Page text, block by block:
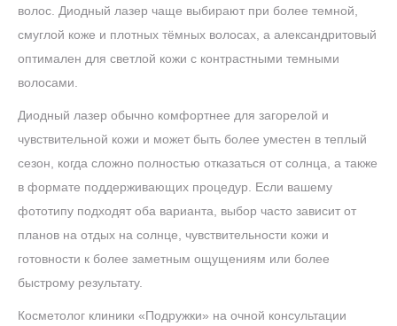
волос. Диодный лазер чаще выбирают при более темной,
смуглой коже и плотных тёмных волосах, а александритовый
оптимален для светлой кожи с контрастными темными
волосами.
Диодный лазер обычно комфортнее для загорелой и
чувствительной кожи и может быть более уместен в теплый
сезон, когда сложно полностью отказаться от солнца, а также
в формате поддерживающих процедур. Если вашему
фототипу подходят оба варианта, выбор часто зависит от
планов на отдых на солнце, чувствительности кожи и
готовности к более заметным ощущениям или более
быстрому результату.
Косметолог клиники «Подружки» на очной консультации